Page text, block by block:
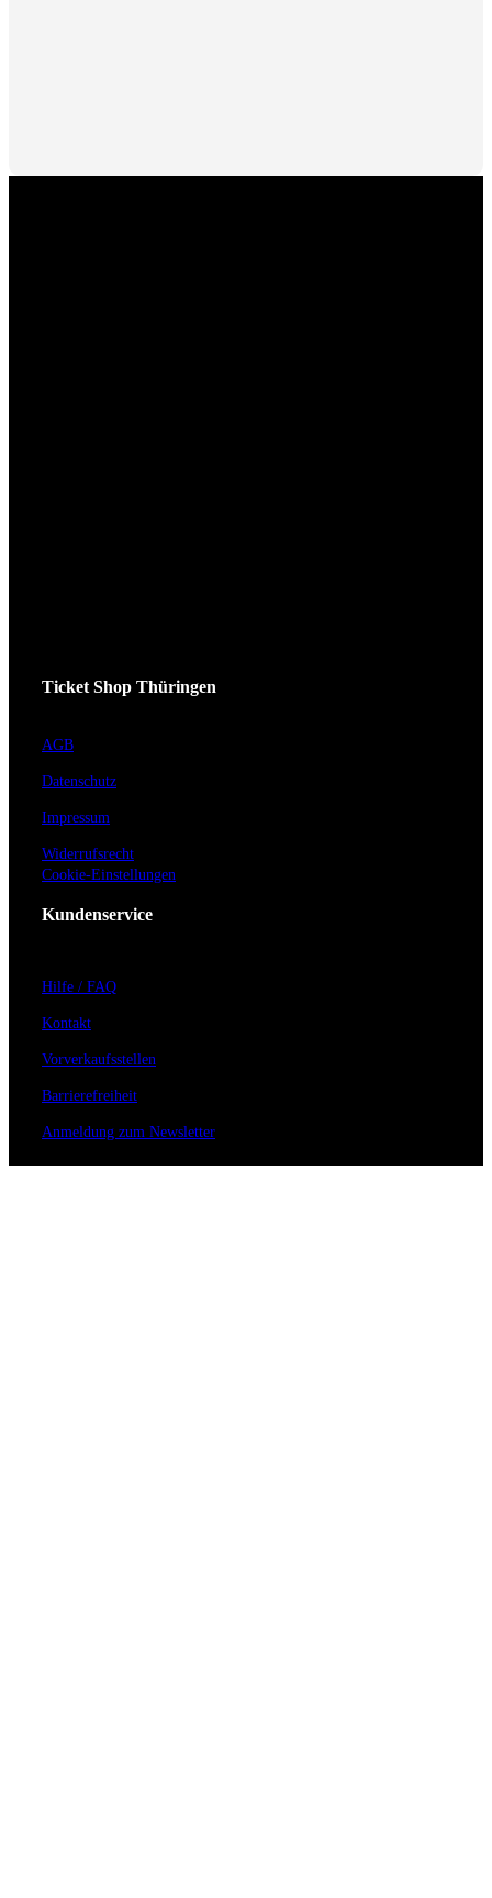
Ticket Shop Thüringen
AGB
Datenschutz
Impressum
Widerrufsrecht
Cookie-Einstellungen
Kundenservice
Hilfe / FAQ
Kontakt
Vorverkaufsstellen
Barrierefreiheit
Anmeldung zum Newsletter